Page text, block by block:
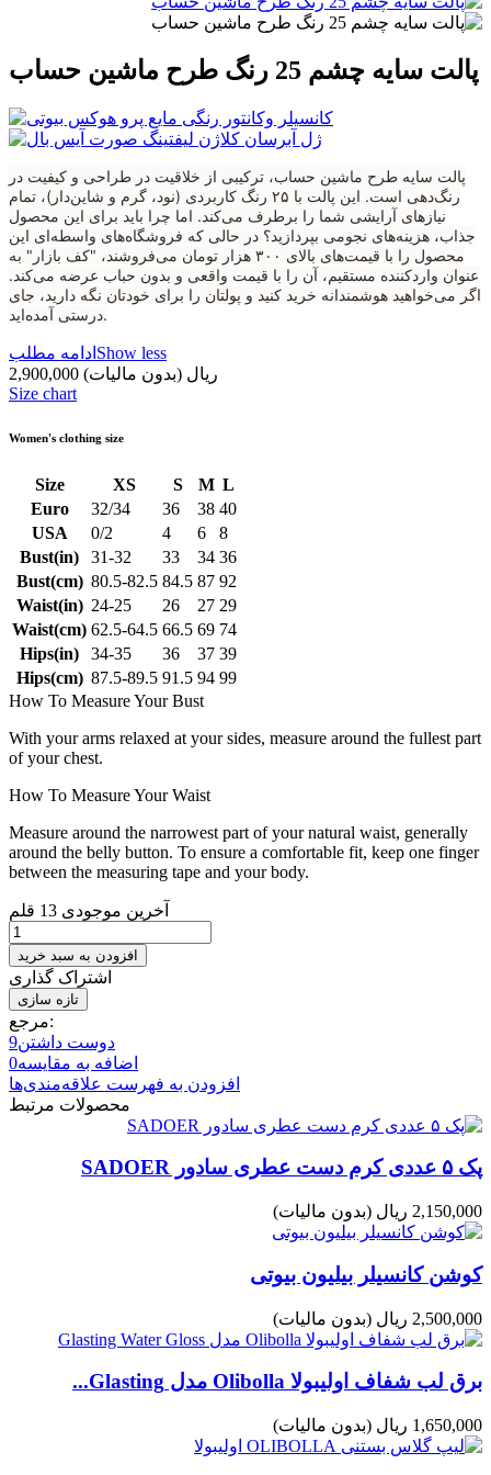
پالت سایه چشم 25 رنگ طرح ماشین حساب
پالت سایه طرح ماشین حساب، ترکیبی از خلاقیت در طراحی و کیفیت در
رنگ‌دهی است. این پالت با ۲۵ رنگ کاربردی (نود، گرم و شاین‌دار)، تمام
نیازهای آرایشی شما را برطرف می‌کند. اما چرا باید برای این محصول
جذاب، هزینه‌های نجومی بپردازید؟ در حالی که فروشگاه‌های واسطه‌ای این
محصول را با قیمت‌های بالای ۳۰۰ هزار تومان می‌فروشند، "کف بازار" به
عنوان واردکننده مستقیم، آن را با قیمت واقعی و بدون حباب عرضه می‌کند.
اگر می‌خواهید هوشمندانه خرید کنید و پولتان را برای خودتان نگه دارید، جای
درستی آمده‌اید.
ادامه مطلب Show less
2,900,000 ریال (بدون مالیات)
Size chart
Women's clothing size
Size XS S M L
Euro
32/34 36 38 40
USA
0/2 4 6
8
Bust(in)
31-32 33 34 36
Bust(cm) 80.5-82.5 84.5 87 92
Waist(in) 24-25 26 27 29
Waist(cm) 62.5-64.5 66.5 69 74
Hips(in)
34-35 36 37 39
Hips(cm) 87.5-89.5 91.5 94 99
How To Measure Your Bust
With your arms relaxed at your sides, measure around the fullest part
of your chest.
How To Measure Your Waist
Measure around the narrowest part of your natural waist, generally
around the belly button. To ensure a comfortable fit, keep one finger
between the measuring tape and your body.
آخرین موجودی 13 قلم
افزودن به سبد خرید
اشتراک گذاری
مرجع:
دوست داشتن9
اضافه به مقایسه0
افزودن به فهرست علاقه‌مندی‌ها
محصولات مرتبط
پک ۵ عددی کرم دست عطری سادور SADOER
2,150,000 ریال (بدون مالیات)
کوشن کانسیلر بیلیون بیوتی
2,500,000 ریال (بدون مالیات)
برق لب شفاف اولیبولا Olibolla مدل Glasting...
1,650,000 ریال (بدون مالیات)